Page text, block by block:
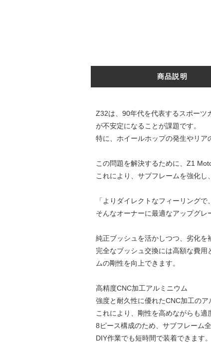
商品説明
Z32は、90年代を代表するスポーツ
が不安定になることが課題です。
特に、ホイールホップの発生やリア
この問題を解決するために、Z1
これにより、サブフレームを強化し
「よりダイレクトなフィーリング
そんなオーナーに最適なアップグレ
純正ブッシュを活かしつつ、劣化を
完全なブッシュ交換には高額な費
ムの剛性を向上できます。
高精度CNC加工アルミニウム
強度と耐久性に優れたCNC加工のア
これにより、剛性を高めながらも適
8ピース構成のため、サブフレーム
DIY作業でも短時間で装着できます。